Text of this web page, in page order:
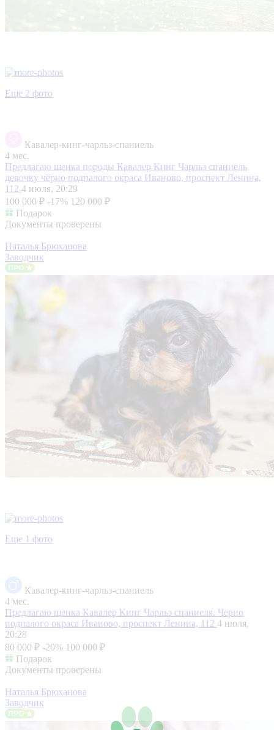
Еще 2 фото
Кавалер-кинг-чарльз-спаниель
4 мес.
Предлагаю щенка породы Кавалер Кинг Чарльз спаниель
девочку чёрно подпалого окраса Иваново, проспект Ленина,
112 4 июля, 20:29
100 000 ₽ -17% 120 000 ₽
Подарок
Документы проверены
Наталья Брюханова
Заводчик
Еще 1 фото
Кавалер-кинг-чарльз-спаниель
4 мес.
Предлагаю щенка Кавалер Кинг Чарльз спаниеля. Черно
подпалого окраса Иваново, проспект Ленина, 112 4 июля,
20:28
80 000 ₽ -20% 100 000 ₽
Подарок
Документы проверены
Наталья Брюханова
Заводчик